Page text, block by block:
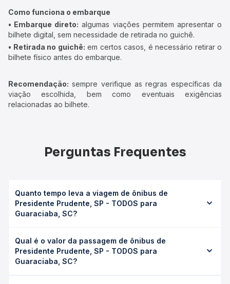
Como funciona o embarque
• Embarque direto: algumas viações permitem apresentar o
bilhete digital, sem necessidade de retirada no guichê.
• Retirada no guichê: em certos casos, é necessário retirar o
bilhete físico antes do embarque.
Recomendação: sempre verifique as regras específicas da
viação escolhida, bem como eventuais exigências
relacionadas ao bilhete.
Perguntas Frequentes
Quanto tempo leva a viagem de ônibus de
Presidente Prudente, SP - TODOS para
Guaraciaba, SC?
para Guaraciaba, SC leva em média 13h 20min, podendo
variar conforme a viação, o tipo de serviço (convencional,
executivo ou leito) e as condições de tráfego. Na Quero
Qual é o valor da passagem de ônibus de
Presidente Prudente, SP - TODOS para
Guaraciaba, SC?